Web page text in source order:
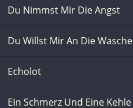
Du Nimmst Mir Die Angst
Du Willst Mir An Die Wasche
Echolot
Ein Schmerz Und Eine Kehle